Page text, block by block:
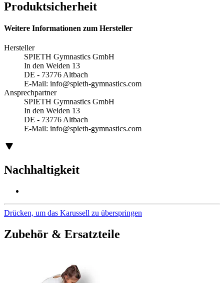
Produktsicherheit
Weitere Informationen zum Hersteller
Hersteller
SPIETH Gymnastics GmbH
In den Weiden 13
DE - 73776 Altbach
E-Mail: info@spieth-gymnastics.com
Ansprechpartner
SPIETH Gymnastics GmbH
In den Weiden 13
DE - 73776 Altbach
E-Mail: info@spieth-gymnastics.com
Nachhaltigkeit
Drücken, um das Karussell zu überspringen
Zubehör & Ersatzteile